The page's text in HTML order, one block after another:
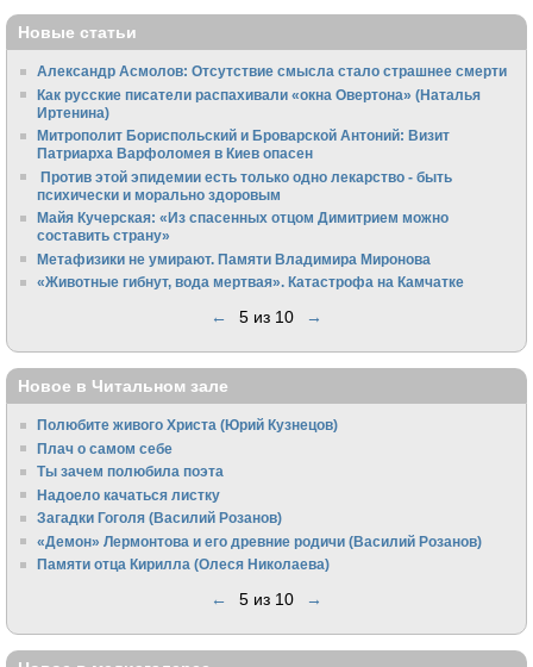
Новые статьи
Александр Асмолов: Отсутствие смысла стало страшнее смерти
Как русские писатели распахивали «окна Овертона» (Наталья
Иртенина)
Митрополит Бориспольский и Броварской Антоний: Визит
Патриарха Варфоломея в Киев опасен
Против этой эпидемии есть только одно лекарство - быть
психически и морально здоровым
Майя Кучерская: «Из спасенных отцом Димитрием можно
составить страну»
Метафизики не умирают. Памяти Владимира Миронова
«Животные гибнут, вода мертвая». Катастрофа на Камчатке
← 5 из 10 →
Новое в Читальном зале
Полюбите живого Христа (Юрий Кузнецов)
Плач о самом себе
Ты зачем полюбила поэта
Надоело качаться листку
Загадки Гоголя (Василий Розанов)
«Демон» Лермонтова и его древние родичи (Василий Розанов)
Памяти отца Кирилла (Олеся Николаева)
← 5 из 10 →